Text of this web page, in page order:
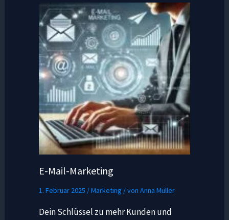
E-Mail-Marketing
1. Februar 2025 /Marketing / von Anna Müller
Dein Schlüssel zu mehr Kunden und